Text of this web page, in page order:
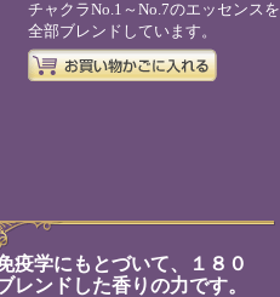
チャクラNo.1～No.7のエッセンスを
全部ブレンドしています。
疫学にもとづいて、１８０
ンドした香りの力です。